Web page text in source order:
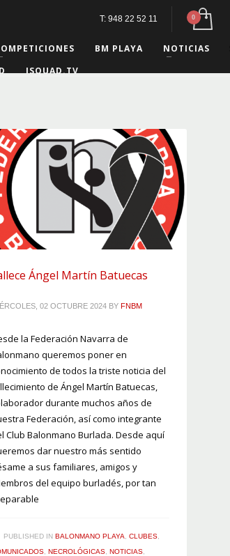
T: 948 22 52 11
BM PLAYA NOTICIAS
ISQUAD.TV
Ángel Martín Batuecas
02 OCTUBRE 2024 BY FNBM
la Federación Navarra de
queremos poner en
de todos la triste noticia del
de Ángel Martín Batuecas,
durante muchos años de
Federación, así como integrante
Club Balonmano Burlada. Desde aquí
dar nuestro más sentido
a sus familiares, amigos y
del equipo burladés, por tan
PUBLISHED IN BALONMANO PLAYA CLUBES
NECROLÓGICAS NOTICIAS